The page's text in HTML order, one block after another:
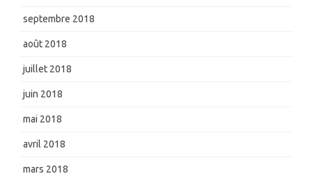
septembre 2018
août 2018
juillet 2018
juin 2018
mai 2018
avril 2018
mars 2018